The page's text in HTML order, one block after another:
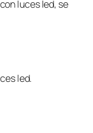
luces led, se
led.